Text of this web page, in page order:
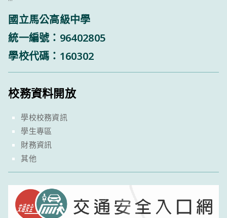
國立馬公高級中學
統一編號：96402805
學校代碼：160302
校務資料開放
學校校務資訊
學生專區
財務資訊
其他